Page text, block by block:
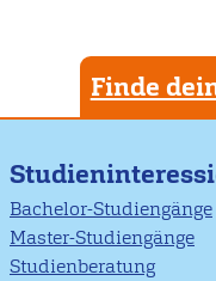
Finde
Bachelor-Studiengänge
Master-Studiengänge
Studienberatung